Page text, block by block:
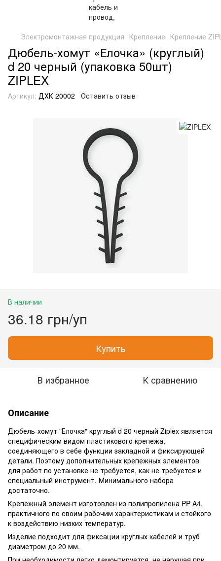
Электромонтажная продукция Крепление Крепление
Дюбель-хомут «Елочка» (круглый)
d 20 черный (упаковка 50шт)
ZIPLEX
Артикул: ДХК 20002 Оставить отзыв
В наличии
36.18 грн/уп
Купить
В избранное К сравнению
Описание
Дюбель-хомут "Елочка" круглый d 20 черный Ziplex является
специфическим видом пластикового крепежа,
соединяющего в себе функции закладной и фиксирующей
детали. Поэтому дополнительных крепежных элементов
для работ по установке не требуется, как не требуется и
специальный инструмент. Минимального набора
достаточно.
Крепежный элемент изготовлен из полипропилена PP A4,
практичного по своим рабочим характеристикам и стойкого
к воздействию низких температур.
Изделие подходит для фиксации круглых кабелей и труб
диаметром до 20 мм.